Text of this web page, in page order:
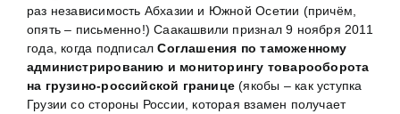
раз независимость Абхазии и Южной Осетии (причём,
опять – письменно!) Саакашвили признал 9 ноября 2011
года, когда подписалСоглашения по таможенному
администрированию и мониторингу товарооборота
на грузино-российской границе (якобы – как уступка
Грузии со стороны России, которая взамен получает